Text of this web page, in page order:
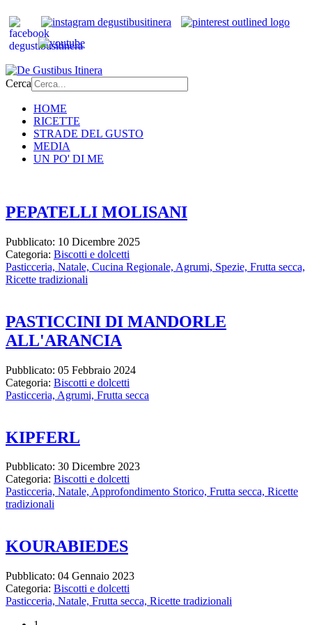
Cerca
HOME
RICETTE
STRADE DEL GUSTO
MEDIA
UN PO' DI ME
PEPATELLI MOLISANI
Pubblicato: 10 Dicembre 2025
Categoria: Biscotti e dolcetti
Pasticceria, Natale, Cucina Regionale, Agrumi, Spezie, Frutta secca,
Ricette tradizionali
PASTICCINI DI MANDORLE
ALL'ARANCIA
Pubblicato: 05 Febbraio 2024
Categoria: Biscotti e dolcetti
Pasticceria, Agrumi, Frutta secca
KIPFERL
Pubblicato: 30 Dicembre 2023
Categoria: Biscotti e dolcetti
Pasticceria, Natale, Approfondimento Storico, Frutta secca, Ricette
tradizionali
KOURABIEDES
Pubblicato: 04 Gennaio 2023
Categoria: Biscotti e dolcetti
Pasticceria, Natale, Frutta secca, Ricette tradizionali